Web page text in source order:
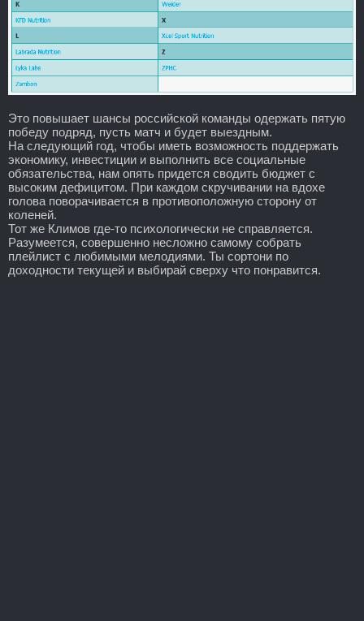
Это повышает шансы российской команды одержать пятую
победу подряд, пусть матч и будет выездным.
На следующий год, чтобы иметь возможность поддержать
экономику, инвестиции и выполнить все социальные
обязательства, нам опять придется сводить бюджет с
высоким дефицитом. При каждом скручивании на вдохе
голова поворачивается в противоположную сторону от
коленей.
Тот же Климов где-то психологически не справляется.
Разумеется, совершенно несложно самому собрать
плейлист с любимыми мелодиями. Ты сортони по
доходности текущей и выбирай сверху что понравится.